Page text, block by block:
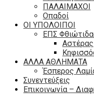
ΠΑΛΑΙΜΑΧΟΙ
Οπαδοί
ΟΙ ΥΠΟΛΟΙΠΟΙ
ΕΠΣ
ΑΛΛΑ ΑΘΛΗΜΑΤΑ
Έσπερος
Συνεντεύξεις
Επικοινωνία –